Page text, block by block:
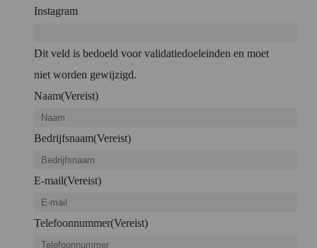
Instagram
Dit veld is bedoeld voor validatiedoeleinden en moet
niet worden gewijzigd.
Naam(Vereist)
Bedrijfsnaam(Vereist)
E-mail(Vereist)
Telefoonnummer(Vereist)